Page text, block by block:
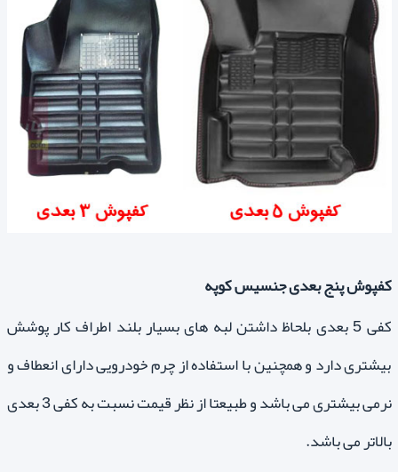
کفپوش پنج بعدی جنسیس کوپه
کفی 5 بعدی بلحاظ داشتن لبه های بسیار بلند اطراف کار پوشش
بیشتری دارد و همچنین با استفاده از چرم خودرویی دارای انعطاف و
نرمی بیشتری می باشد و طبیعتا از نظر قیمت نسبت به کفی 3 بعدی
بالاتر می باشد.